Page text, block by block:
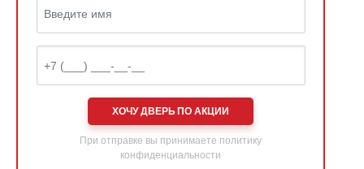
ХОЧУ ДВЕРЬ ПО АКЦИИ
При отправке вы принимаете политику
конфиденциальности